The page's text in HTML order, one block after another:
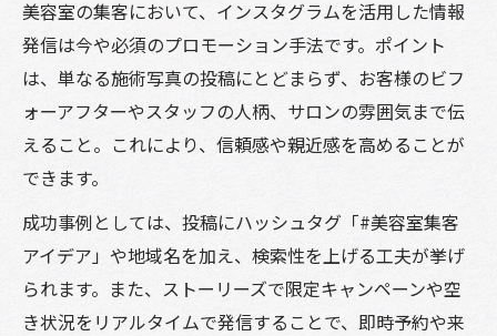
美容室の集客において、インスタグラムを活用した情報
発信は今や必須のプロモーション手法です。ポイント
は、単なる施術写真の投稿にとどまらず、お客様のビフ
ォーアフターやスタッフの人柄、サロンの雰囲気まで伝
えること。これにより、信頼感や親近感を高めることが
できます。
成功事例としては、投稿にハッシュタグ「#美容室集客
アイデア」や地域名を加え、検索性を上げる工夫が挙げ
られます。また、ストーリーズで限定キャンペーンや空
き状況をリアルタイムで発信することで、即時予約や来